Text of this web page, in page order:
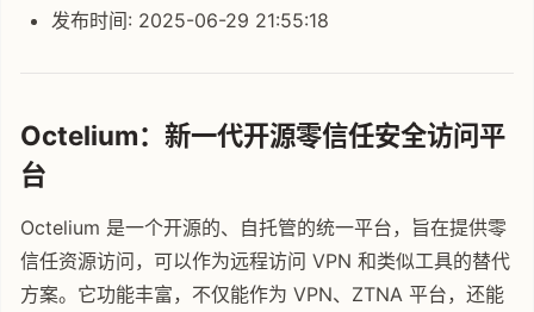
发布时间: 2025-06-29 21:55:18
Octelium：新一代开源零信任安全访问平
台
Octelium 是一个开源的、自托管的统一平台，旨在提供零
信任资源访问，可以作为远程访问 VPN 和类似工具的替代
方案。它功能丰富，不仅能作为 VPN、ZTNA 平台，还能